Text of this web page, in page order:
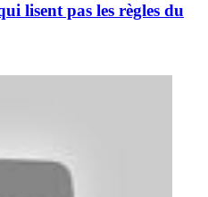
lisent pas les règles du